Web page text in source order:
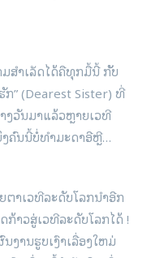
ສໍາເລັດໄດ້ຄືທຸກມື້ນີ້ ກັັບ
ກ” (Dearest Sister) ທີ່
ງວັນມາແລ້ວຫຼາຍເວທີ
ງຄົນນີ້ບໍ່ທໍາມະດາອີຫຼີ…
າເວທີລະດັບໂລກນໍາອີກ
ກ້າວສູ່ເວທີລະດັບໂລກໄດ້ !
ງານຮູບເງົາເລື່ອງໃຫມ່